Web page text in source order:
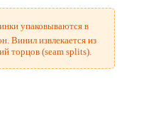
упаковываются в
Винил извлекается из
торцов (seam splits).